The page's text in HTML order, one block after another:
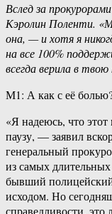
Вслед за
Кэролин Поленти.
она, — и хотя я
на все 100%
всегда верила в
М1: А как с её
«Я надеюсь, что
паузу, — заявил
генеральный
из самых
бывший
исходом. Но